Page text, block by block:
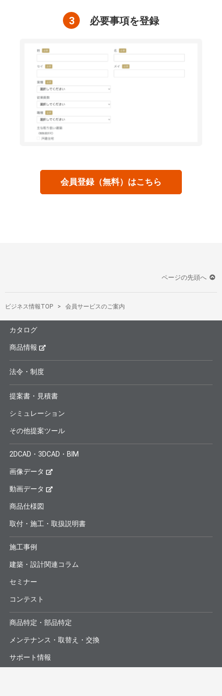
3 必要事項を登録
会員登録（無料）はこちら
ページの先頭へ
ビジネス情報TOP 会員サービスのご案内
カタログ
商品情報
法令・制度
提案書・見積書
シミュレーション
その他提案ツール
2DCAD・3DCAD・BIM
画像データ
動画データ
商品仕様図
取付・施工・取扱説明書
施工事例
建築・設計関連コラム
セミナー
コンテスト
商品特定・部品特定
メンテナンス・取替え・交換
サポート情報